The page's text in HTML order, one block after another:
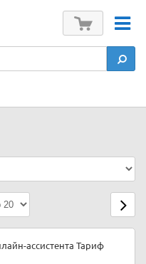
ассистента Тариф